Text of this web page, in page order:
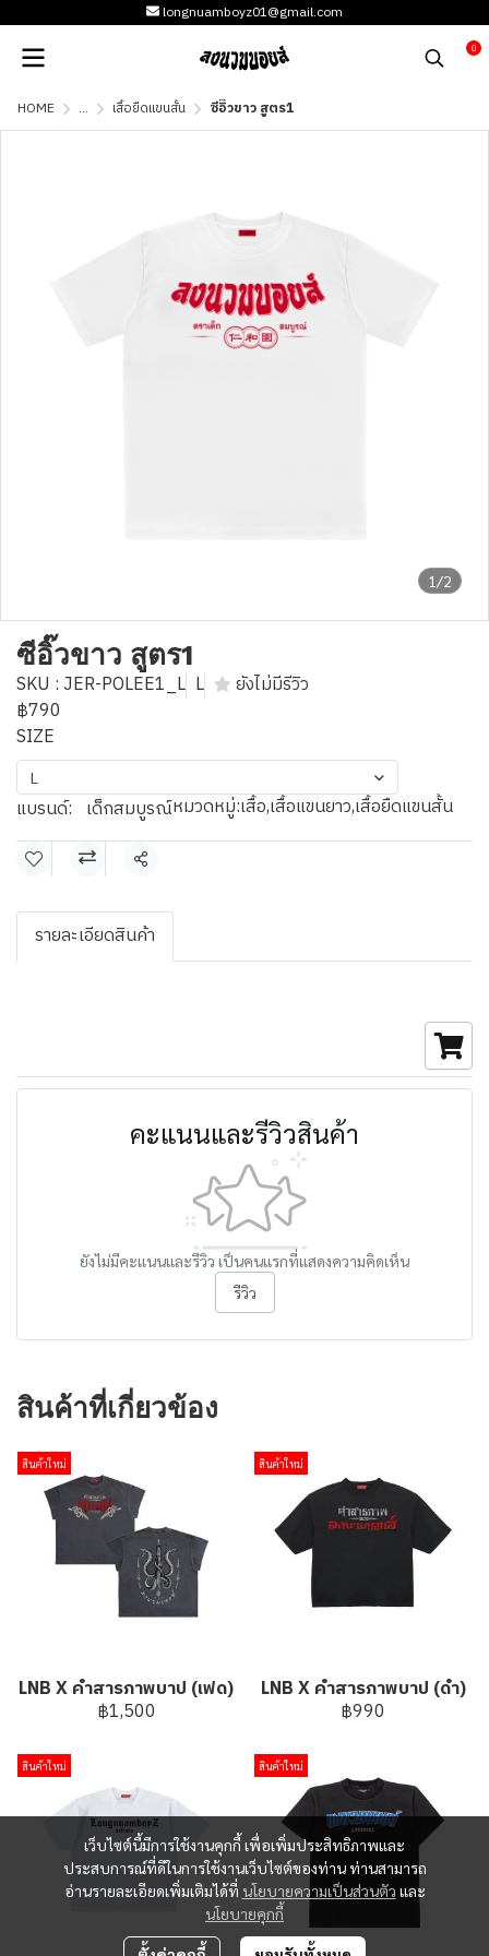
longnuamboyz01@gmail.com
0
HOME ... เสื้อยืดแขนสั้น ซีอิ๊วขาว สูตร1
1/2
ซีอิ๊วขาว สูตร1
SKU : JER-POLEE1_L L
ยังไม่มีรีวิว
฿790
SIZE
L
แบรนด์: เด็กสมบูรณ์หมวดหมู่:เสื้อ,เสื้อแขนยาว,เสื้อยืดแขนสั้น
แชร์
รายละเอียดสินค้า
คะแนนและรีวิวสินค้า
ยังไม่มีคะแนนและรีวิว เป็นคนแรกที่แสดงความคิดเห็น
รีวิว
สินค้าที่เกี่ยวข้อง
สินค้าใหม่
LNB X คำสารภาพบาป (เฟด)
฿1,500
สินค้าใหม่
LNB X คำสารภาพบาป (ดำ)
฿990
สินค้าใหม่ สินค้าใหม่
เว็บไซต์นี้มีการใช้งานคุกกี้ เพื่อเพิ่มประสิทธิภาพและ
ประสบการณ์ที่ดีในการใช้งานเว็บไซต์ของท่าน ท่านสามารถ
อ่านรายละเอียดเพิ่มเติมได้ที่ นโยบายความเป็นส่วนตัว และ
นโยบายคุกกี้